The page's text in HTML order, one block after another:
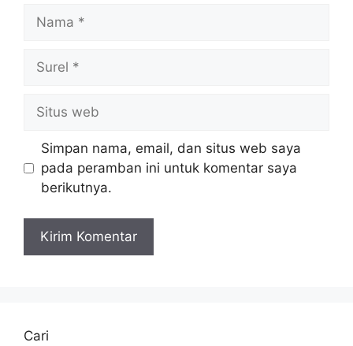
Nama
Surel
Situs
web
Simpan nama, email, dan situs web saya
pada peramban ini untuk komentar saya
berikutnya.
Cari